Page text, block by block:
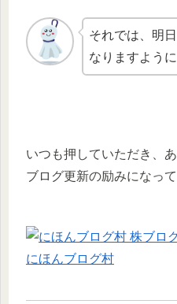
それでは、明
なりますように
いつも押していただき、
ブログ更新の励みになって
にほんブログ村